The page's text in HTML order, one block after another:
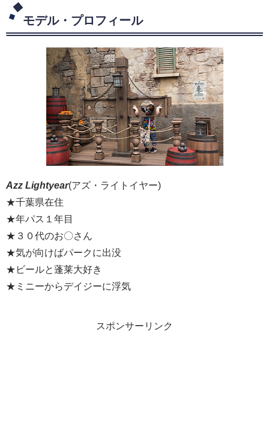
モデル・プロフィール
Azz Lightyear(アズ・ライトイヤー)
★千葉県在住
★年パス１年目
★３０代のお〇さん
★気が向けばパークに出没
★ビールと蓬莱大好き
★ミニーからデイジーに浮気
スポンサーリンク